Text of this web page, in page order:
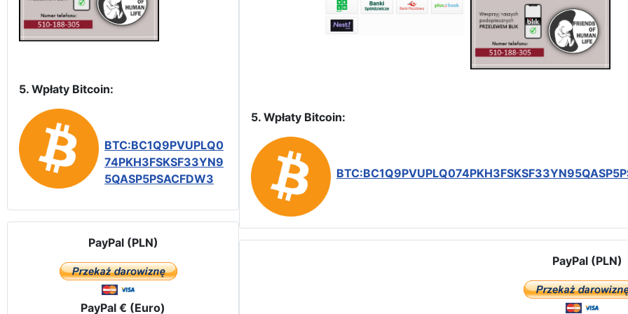
5. Wpłaty Bitcoin:
BTC:BC1Q9PVUPLQ0
74PKH3FSKSF33YN9
5QASP5PSACFDW3
PayPal (PLN)
PayPal € (Euro)
5. Wpłaty Bitcoin:
PayPal (PLN)